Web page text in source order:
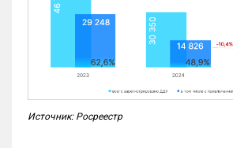
Источник: Росреестр